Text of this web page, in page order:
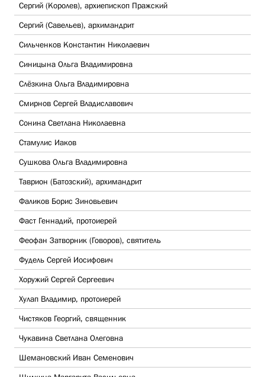
Сергий (Королев), архиепископ Пражский
Сергий (Савельев), архимандрит
Сильченков Константин Николаевич
Синицына Ольга Владимировна
Слёзкина Ольга Владимировна
Смирнов Сергей Владиславович
Сонина Светлана Николаевна
Стамулис Иаков
Сушкова Ольга Владимировна
Таврион (Батозский), архимандрит
Фаликов Борис Зиновьевич
Фаст Геннадий, протоиерей
Феофан Затворник (Говоров), святитель
Фудель Сергей Иосифович
Хоружий Сергей Сергеевич
Хулап Владимир, протоиерей
Чистяков Георгий, священник
Чукавина Светлана Олеговна
Шемановский Иван Семенович